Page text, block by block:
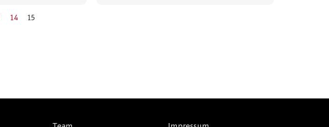
14 15